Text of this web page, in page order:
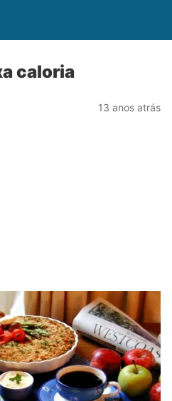
caloria
13 anos atrás